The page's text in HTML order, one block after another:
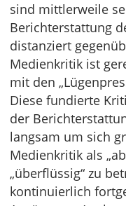
sind mittlerweile
Berichterstattung
distanziert
Medienkritik ist
mit den
Diese fundierte
der
langsam um sich
Medienkritik als
„überflüssig“ zu
kontinuierlich